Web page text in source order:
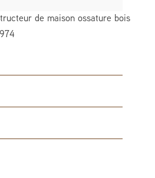
de maison ossature bois